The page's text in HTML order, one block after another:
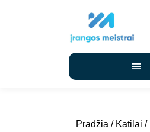
Pradžia / Katilai /